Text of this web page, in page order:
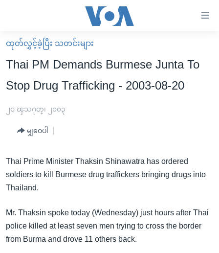
လွယ်ကူ
စေ
သည့်
များ
ပင်မ
ညွန်း
မူလစာမျက်နှာ
မြန်မာ
ကမ္ဘာ့သတင်းများ
အစ္စရေး-ပါလက်စတိုင်း
ရပ်ဝန်းတခု လမ်းတခု အလွန်
အင်္ဂလိပ်စာလေ့လာမယ်
အမေရိကန်သုံးအီဒီယံ
မကြေးမုံရဲ့ အင်္ဂလိပ်စာ
ရုပ်ရှင်ထဲက အင်္ဂလိပ်စာ
သုတပဒေသာ အင်္ဂလိပ်စာ
အပတ်စဉ်ကဏ္ဍများ
ရေဒီယို
တီဗွီ
ရေဒီယိုနှင့်ရုပ်သံ အချက်အလက်များ
ရေဒီယို/တီဗွီအစီအစဉ်
Learning English
ထုတ်လွှင့်ခဲ့ပြီး သတင်းများ
Thai PM Demands Burmese Junta To
Stop Drug Trafficking - 2003-08-20
၂၀ ၾသဂုတ္၊ ၂၀၀၃
မျှဝေပါ
Thai Prime Minister Thaksin Shinawatra has ordered
soldiers to kill Burmese drug traffickers bringing drugs into
Thailand.
Mr. Thaksin spoke today (Wednesday) just hours after Thai
police killed at least seven men trying to cross the border
from Burma and drove 11 others back.